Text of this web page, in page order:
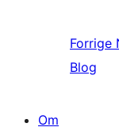
Forrige
Blog
Om